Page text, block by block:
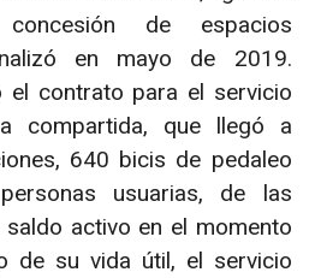
de espacios
en mayo de 2019.
el contrato para el servicio
compartida, que llegó a
640 bicis de pedaleo
usuarias, de las
activo en el momento
de su vida útil, el servicio